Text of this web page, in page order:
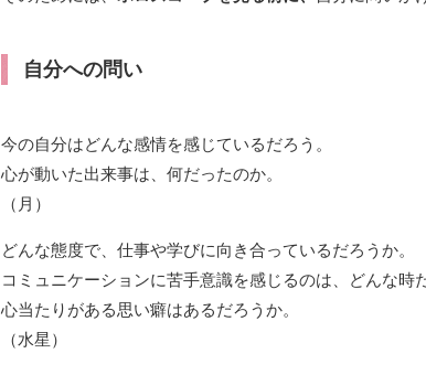
自分への問い
今の自分はどんな感情を感じているだろう。
心が動いた出来事は、何だったのか。
（月）
どんな態度で、仕事や学びに向き合っているだろうか。
コミュニケーションに苦手意識を感じるのは、どんな時
心当たりがある思い癖はあるだろうか。
（水星）